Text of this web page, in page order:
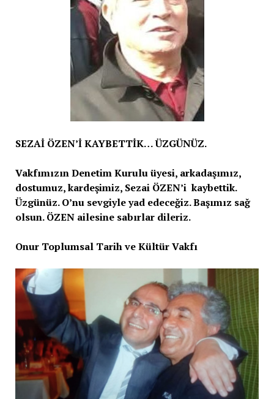
SEZAİ ÖZEN’İ KAYBETTİK… ÜZGÜNÜZ.
Vakfımızın Denetim Kurulu üyesi, arkadaşımız,
dostumuz, kardeşimiz, Sezai ÖZEN’i kaybettik.
Üzgünüz. O’nu sevgiyle yad edeceğiz. Başımız sağ
olsun. ÖZEN ailesine sabırlar dileriz.
Onur Toplumsal Tarih ve Kültür Vakfı